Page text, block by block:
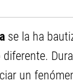
se la ha
un